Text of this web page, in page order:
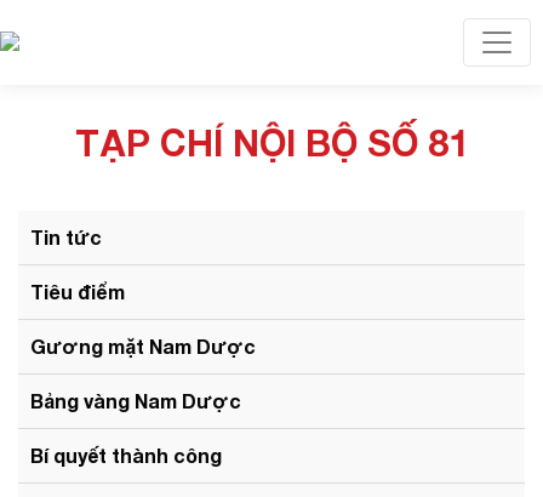
TẠP CHÍ NỘI BỘ SỐ 81
Tin tức
Tiêu điểm
Gương mặt Nam Dược
Bảng vàng Nam Dược
Bí quyết thành công